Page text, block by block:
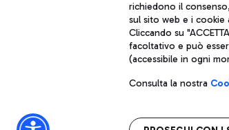
Aeroporti di Roma S.p.A. - Società soggetta a
Codice fiscale e Registro delle Imprese di
Capitale sociale 62.224.743,00 int. vers.
Sede legale: Via Pier Paolo Racchetti 1 - 00054
richiedono il
sul sito web e i cookie
Cliccando su
facoltativo e può
(accessibile in ogni
Consulta la nostra